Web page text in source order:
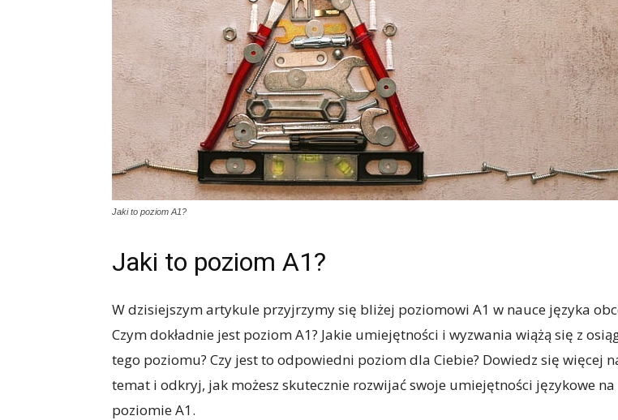
Jaki to poziom A1?
Jaki to poziom A1?
W dzisiejszym artykule przyjrzymy się bliżej poziomowi A1 w nauce języka
Czym dokładnie jest poziom A1? Jakie umiejętności i wyzwania wiążą się z
tego poziomu? Czy jest to odpowiedni poziom dla Ciebie? Dowiedz się więcej
temat i odkryj, jak możesz skutecznie rozwijać swoje umiejętności językowe na
poziomie A1.